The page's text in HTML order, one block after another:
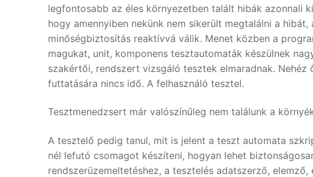
legfontosabb az éles környezetben talált hibák azonnali
hogy amennyiben nekünk nem sikerült megtalálni a
minőségbiztosítás reaktívvá válik. Menet közben a
magukat, unit, komponens tesztautomaták készülnek
szakértői, rendszert vizsgáló tesztek elmaradnak.
futtatására nincs idő. A felhasználó tesztel.
Tesztmenedzsert már valószínűleg nem találunk a
A tesztelő pedig tanul, mit is jelent a teszt automata
nél lefutó csomagot készíteni, hogyan lehet
rendszerüzemeltetéshez, a tesztelés adatszerző,